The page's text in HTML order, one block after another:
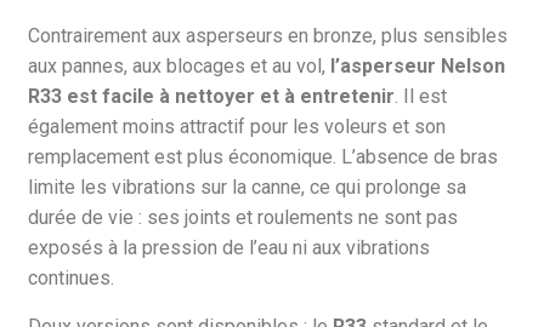
Contrairement aux asperseurs en bronze, plus sensibles
aux pannes, aux blocages et au vol, l’asperseur Nelson
R33 est facile à nettoyer et à entretenir. Il est
également moins attractif pour les voleurs et son
remplacement est plus économique. L’absence de bras
limite les vibrations sur la canne, ce qui prolonge sa
durée de vie : ses joints et roulements ne sont pas
exposés à la pression de l’eau ni aux vibrations
continues.